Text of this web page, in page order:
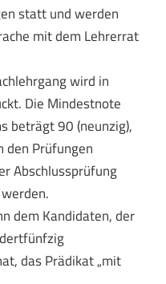
statt und werden
mit dem Lehrerrat
wird in
Die Mindestnote
beträgt 90 (neunzig),
den Prüfungen
Abschlussprüfung
dem Kandidaten, der
das Prädikat „mit